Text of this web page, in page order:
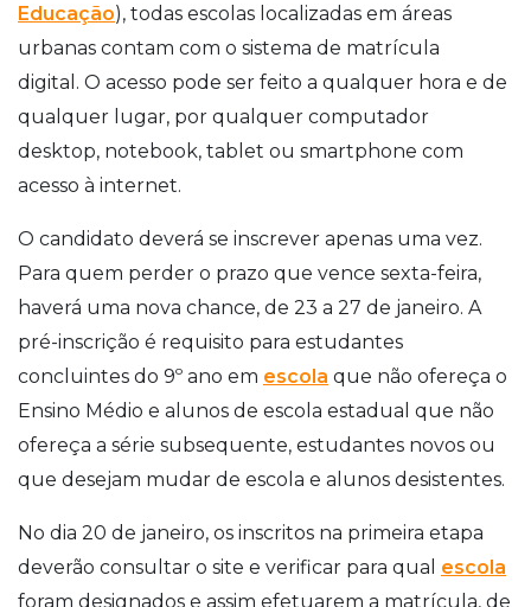
Educação), todas escolas localizadas em áreas
urbanas contam com o sistema de matrícula
digital. O acesso pode ser feito a qualquer hora e de
qualquer lugar, por qualquer computador
desktop, notebook, tablet ou smartphone com
acesso à internet.
O candidato deverá se inscrever apenas uma vez.
Para quem perder o prazo que vence sexta-feira,
haverá uma nova chance, de 23 a 27 de janeiro. A
pré-inscrição é requisito para estudantes
concluintes do 9º ano em escola que não ofereça o
Ensino Médio e alunos de escola estadual que não
ofereça a série subsequente, estudantes novos ou
que desejam mudar de escola e alunos desistentes.
No dia 20 de janeiro, os inscritos na primeira etapa
deverão consultar o site e verificar para qual escola
foram designados e assim efetuarem a matrícula, de